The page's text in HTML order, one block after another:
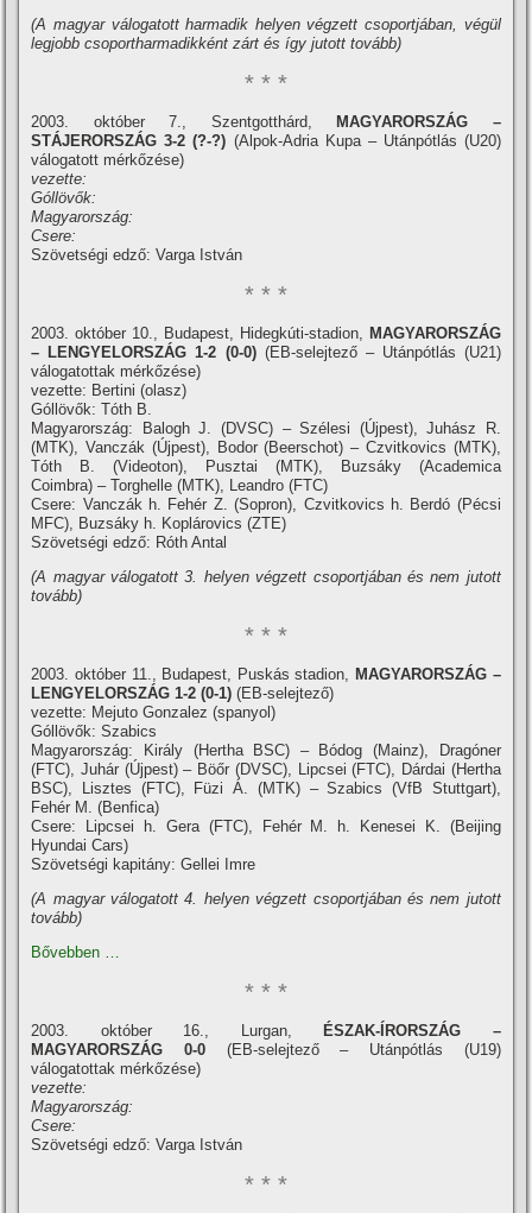
(A magyar válogatott harmadik helyen végzett csoportjában, végül
legjobb csoportharmadikként zárt és í­gy jutott tovább)
* * *
2003. október 7., Szentgotthárd,
MAGYARORSZÁG –
STÁJERORSZÁG 3-2 (?-?) (Alpok-Adria Kupa – Utánpótlás (U20)
válogatott mérkőzése)
vezette:
Góllövők:
Magyarország:
Csere:
Szövetségi edző: Varga István
* * *
2003. október 10., Budapest, Hidegkúti-stadion, MAGYARORSZÁG
– LENGYELORSZÁG 1-2 (0-0)(EB-selejtező – Utánpótlás (U21)
válogatottak mérkőzése)
vezette: Bertini (olasz)
Góllövők: Tóth B.
Magyarország: Balogh J. (DVSC) – Szélesi (Újpest), Juhász R.
(MTK), Vanczák (Újpest), Bodor (Beerschot) – Czvitkovics (MTK),
Tóth B. (Videoton), Pusztai (MTK), Buzsáky (Academica
Coimbra) – Torghelle (MTK), Leandro (FTC)
Csere: Vanczák h. Fehér Z. (Sopron), Czvitkovics h. Berdó (Pécsi
MFC), Buzsáky h. Koplárovics (ZTE)
Szövetségi edző: Róth Antal
(A magyar válogatott 3. helyen végzett csoportjában és nem jutott
tovább)
* * *
2003. október 11., Budapest, Puskás stadion, MAGYARORSZÁG –
LENGYELORSZÁG 1-2 (0-1) (EB-selejtező)
vezette: Mejuto Gonzalez (spanyol)
Góllövők: Szabics
Magyarország: Király (Hertha BSC) – Bódog (Mainz), Dragóner
(FTC), Juhár (Újpest) – Böőr (DVSC), Lipcsei (FTC), Dárdai (Hertha
BSC), Lisztes (FTC), Füzi Á. (MTK) – Szabics (VfB Stuttgart),
Fehér M. (Benfica)
Csere: Lipcsei h. Gera (FTC), Fehér M. h. Kenesei K. (Beijing
Hyundai Cars)
Szövetségi kapitány: Gellei Imre
(A magyar válogatott 4. helyen végzett csoportjában és nem jutott
tovább)
Bővebben …
* * *
2003. október 16., Lurgan,
ÉSZAK-ÍRORSZÁG –
MAGYARORSZÁG 0-0 (EB-selejtező – Utánpótlás (U19)
válogatottak mérkőzése)
vezette:
Magyarország:
Csere:
Szövetségi edző: Varga István
* * *